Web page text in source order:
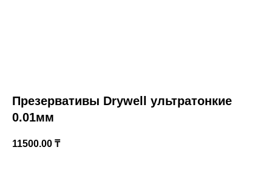
Презервативы Drywell ультратонкие
0.01мм
11500.00 ₸